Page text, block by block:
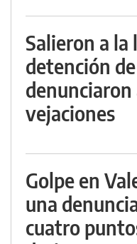
Salieron a la
detención
vejaciones
Golpe en
una
cuatro